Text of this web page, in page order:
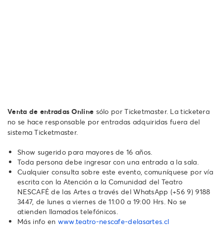
Venta de entradas Online sólo por Ticketmaster. La ticketera
no se hace responsable por entradas adquiridas fuera del
sistema Ticketmaster.
Show sugerido para mayores de 16 años.
Toda persona debe ingresar con una entrada a la sala.
Cualquier consulta sobre este evento, comuníquese por vía
escrita con la Atención a la Comunidad del Teatro
NESCAFÉ de las Artes a través del WhatsApp ‪(+56 9) 9188
3447‬, de lunes a viernes de 11:00 a 19:00 Hrs. No se
atienden llamados telefónicos.‬‬‬‬‬‬
Más info en www.teatro-nescafe-delasartes.cl